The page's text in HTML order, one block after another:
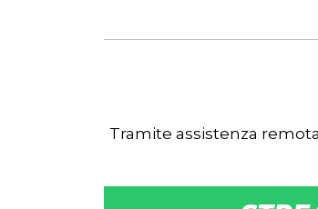
Tramite assistenza